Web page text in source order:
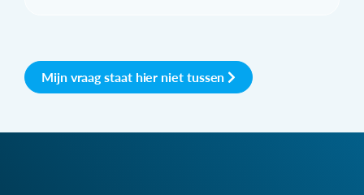
Mijn vraag staat hier niet tussen